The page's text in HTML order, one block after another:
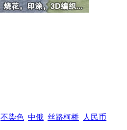
不染色 中俄 丝路柯桥 人民币